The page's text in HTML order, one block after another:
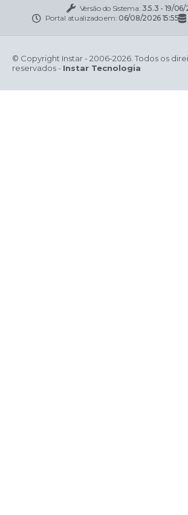
Versão do Sistema: 3.5.3 - 19/
Portal atualizado em: 06/08/2026 15:55
© Copyright Instar - 2006-2026. Todos os
reservados - Instar Tecnologia